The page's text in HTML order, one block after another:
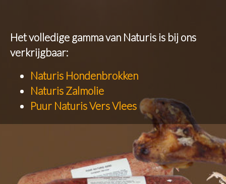
Het volledige gamma van Naturis is bij ons
verkrijgbaar:
Naturis Hondenbrokken
Naturis Zalmolie
Puur Naturis Vers Vlees